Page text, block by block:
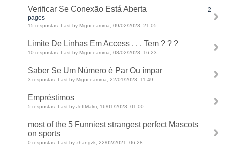
Verificar Se Conexão Está Aberta
2
pages
15 respostas: Last by Miguceamma, 09/02/2023, 21:05
Limite De Linhas Em Access . . . Tem ? ? ?
10 respostas: Last by Miguceamma, 08/02/2023, 16:23
Saber Se Um Número é Par Ou ímpar
3 respostas: Last by Miguceamma, 22/01/2023, 11:49
Empréstimos
5 respostas: Last by JeffMalm, 16/01/2023, 01:00
most of the 5 Funniest strangest perfect Mascots
on sports
0 respostas: Last by zhangzk, 22/02/2021, 06:28